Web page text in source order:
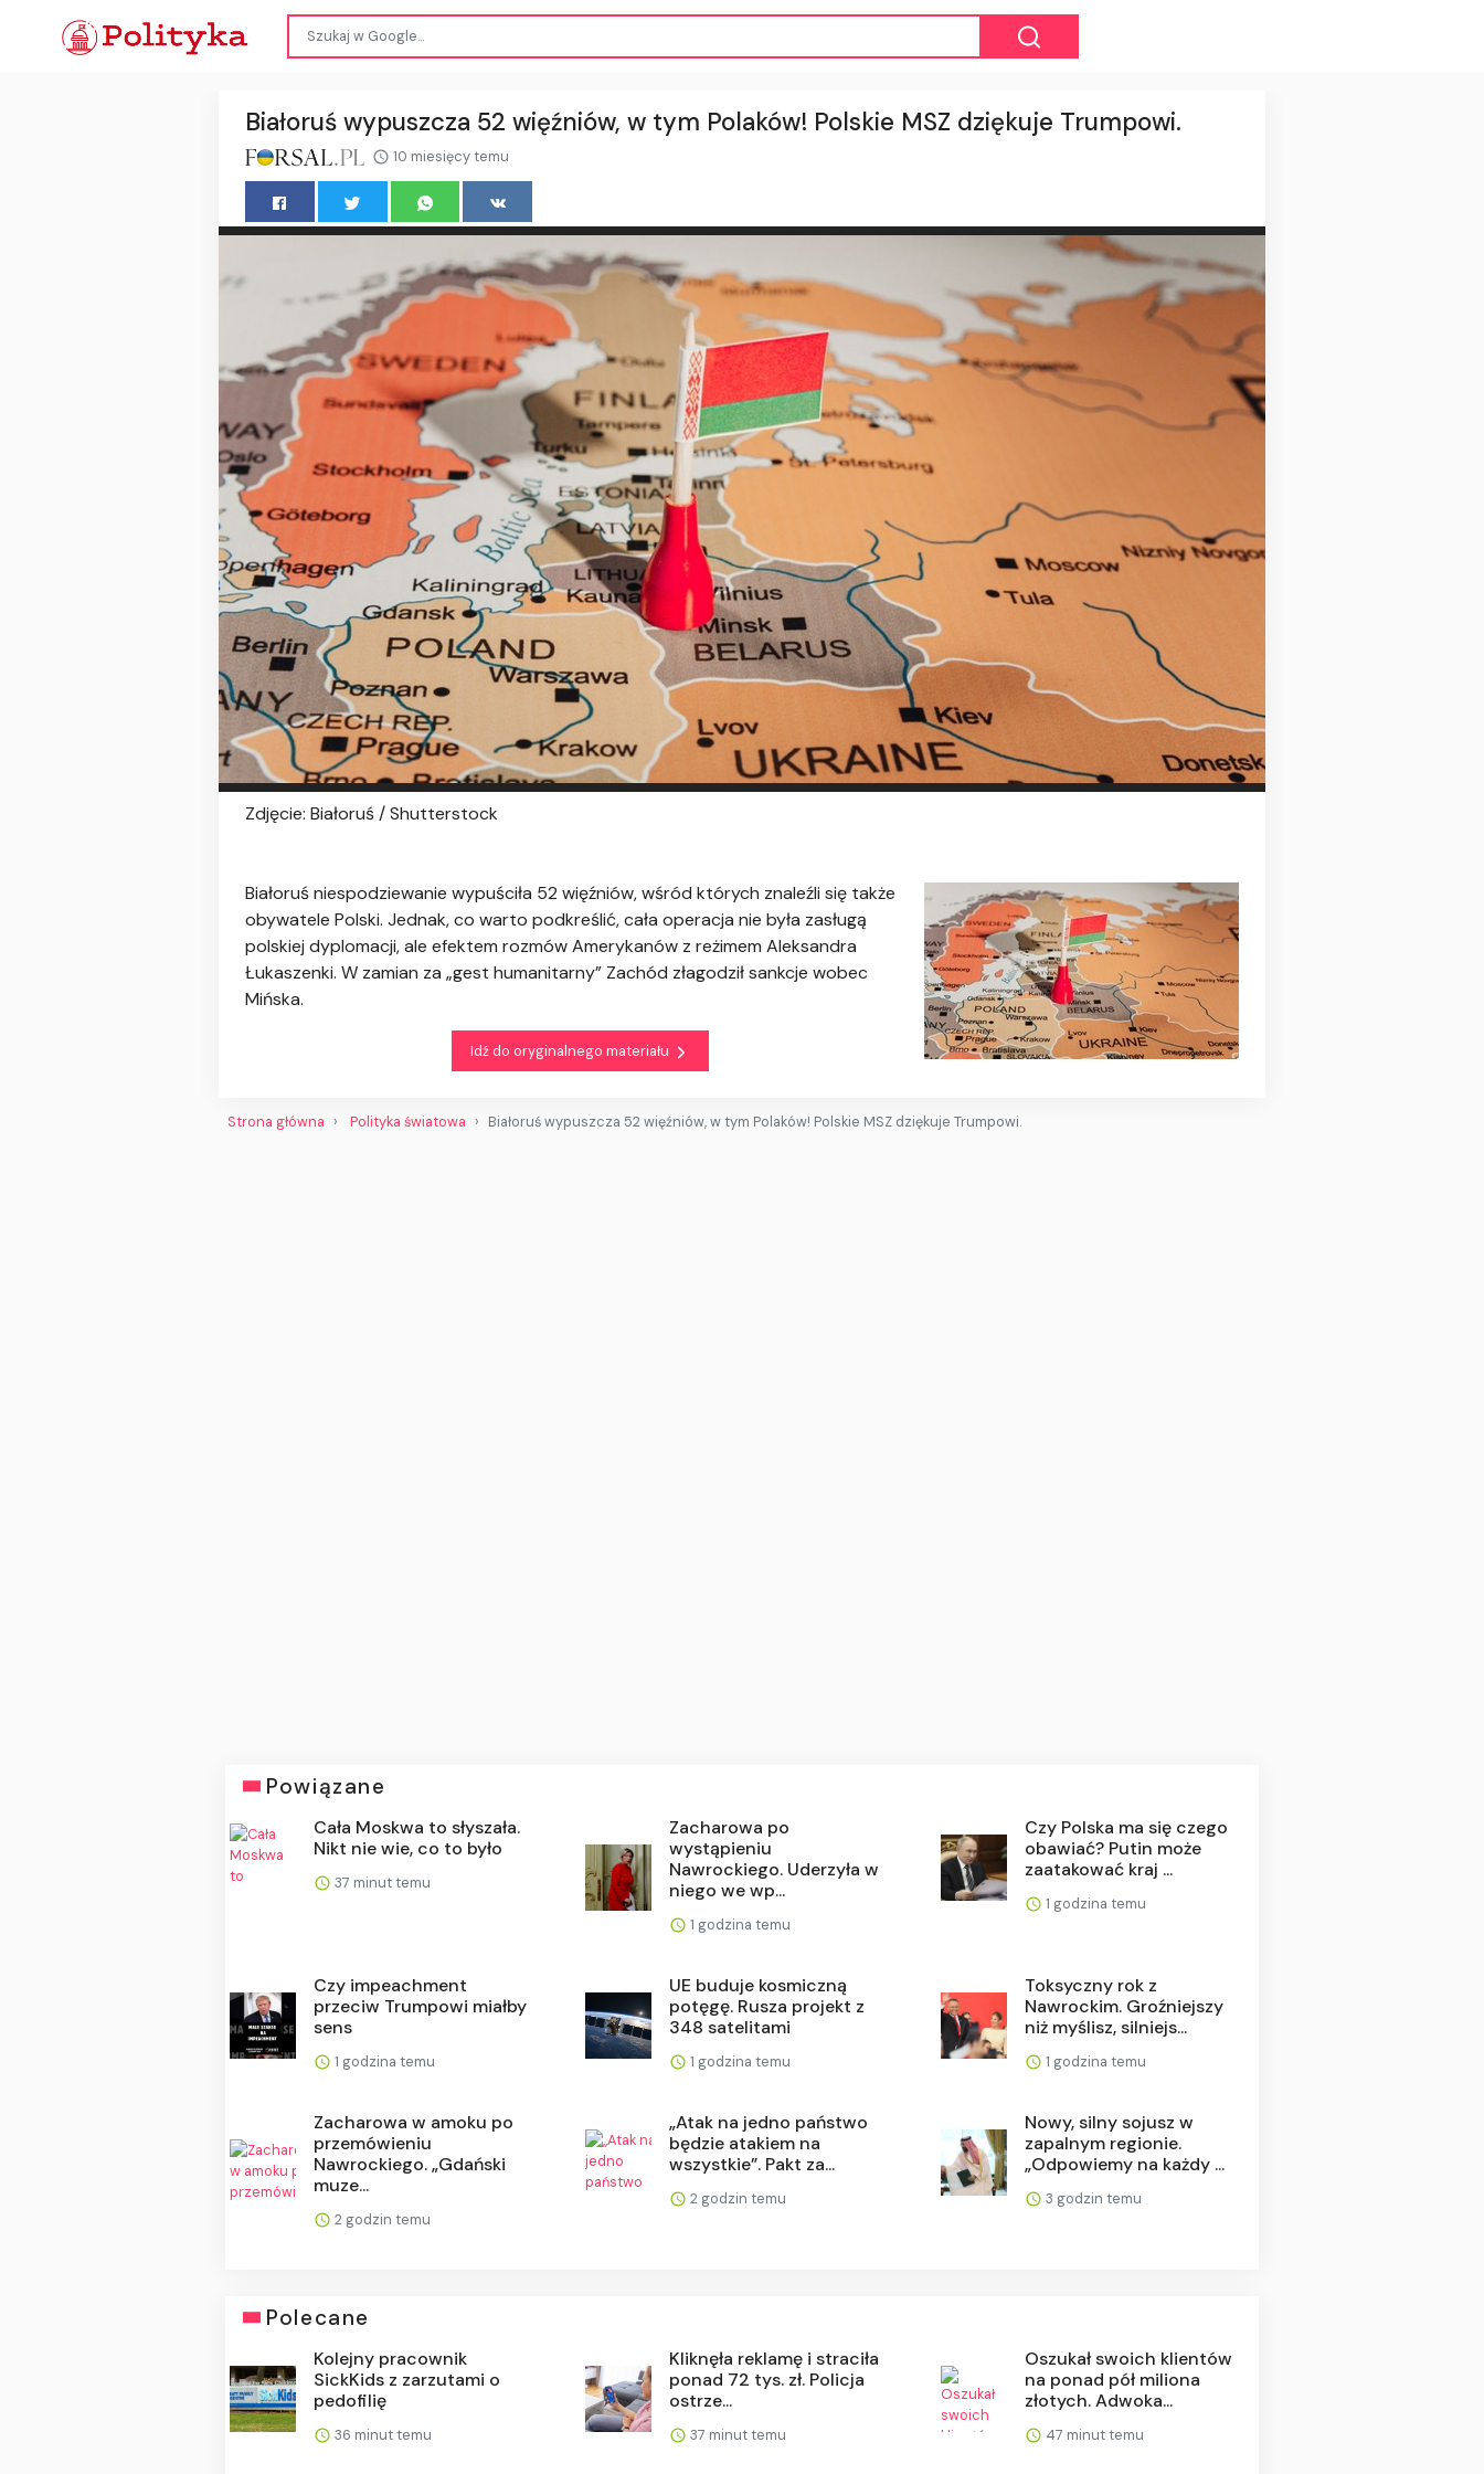
Białoruś wypuszcza 52 więźniów, w tym Polaków! Polskie MSZ dziękuje Trumpowi.
10 miesięcy temu
Zdjęcie: Białoruś / Shutterstock
Białoruś niespodziewanie wypuściła 52 więźniów, wśród których znaleźli się także
obywatele Polski. Jednak, co warto podkreślić, cała operacja nie była zasługą
polskiej dyplomacji, ale efektem rozmów Amerykanów z reżimem Aleksandra
Łukaszenki. W zamian za „gest humanitarny” Zachód złagodził sankcje wobec
Mińska.
Idź do oryginalnego materiału
Strona główna Polityka światowa Białoruś wypuszcza 52 więźniów, w tym Polaków! Polskie MSZ dziękuje Trumpowi.
Powiązane
Cała Moskwa to słyszała.
Nikt nie wie, co to było
37 minut temu
Zacharowa po
wystąpieniu
Nawrockiego. Uderzyła w
niego we wp...
1 godzina temu
Czy Polska ma się czego
obawiać? Putin może
zaatakować kraj ...
1 godzina temu
Czy impeachment
przeciw Trumpowi miałby
sens
1 godzina temu
UE buduje kosmiczną
potęgę. Rusza projekt z
348 satelitami
1 godzina temu
Toksyczny rok z
Nawrockim. Groźniejszy
niż myślisz, silniejs...
1 godzina temu
Zacharowa w amoku po
przemówieniu
Nawrockiego. „Gdański
muze...
2 godzin temu
„Atak na jedno państwo
będzie atakiem na
wszystkie”. Pakt za...
2 godzin temu
Nowy, silny sojusz w
zapalnym regionie.
„Odpowiemy na każdy ...
3 godzin temu
Polecane
Kolejny pracownik
SickKids z zarzutami o
pedofilię
36 minut temu
Kliknęła reklamę i straciła
ponad 72 tys. zł. Policja
ostrze...
37 minut temu
Oszukał swoich klientów
na ponad pół miliona
złotych. Adwoka...
47 minut temu